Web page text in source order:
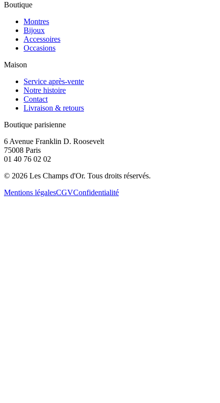
Boutique
Montres
Bijoux
Accessoires
Occasions
Maison
Service après-vente
Notre histoire
Contact
Livraison & retours
Boutique parisienne
6 Avenue Franklin D. Roosevelt
75008 Paris
01 40 76 02 02
© 2026 Les Champs d'Or. Tous droits réservés.
Mentions légalesCGVConfidentialité